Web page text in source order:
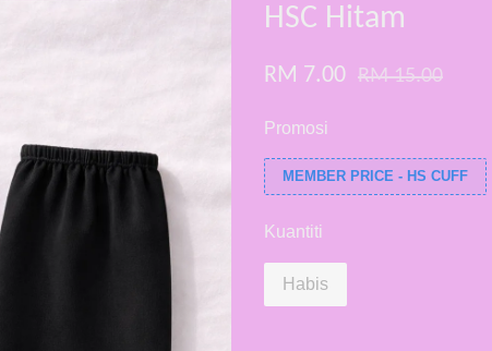
HSC Hitam
RM 7.00 RM 15.00
Promosi
MEMBER PRICE - HS CUFF
Kuantiti
Habis